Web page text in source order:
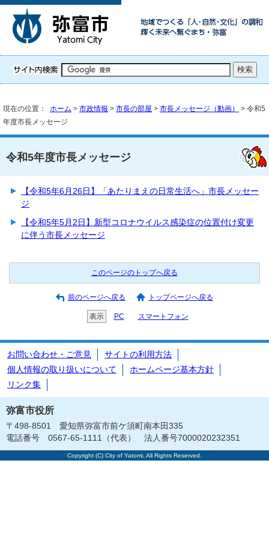
現在の位置： ホーム > 市政情報 > 市長の部屋 > 市長メッセージ（動画）
> 令和5
年度市長メッセージ
令和5年度市長メッセージ
【令和5年6月26日】「あたりまえの日常生活へ」市長メッセー
ジ
【令和5年5月2日】新型コロナウイルス感染症の位置付け変更
に伴う市長メッセージ
このページのトップへ戻る
前のページへ戻る トップページへ戻る
表示 PC スマートフォン
お問い合わせ・ご意見
サイトの利用方法
個人情報の取り扱いについて
ホームページ基本方針
リンク集
弥富市役所
〒498-8501 愛知県弥富市前ケ須町南本田335
電話番号 0567-65-1111（代表） 法人番号7000020232351
Copyright (C) City of Yatomi, All Rights Reserved.